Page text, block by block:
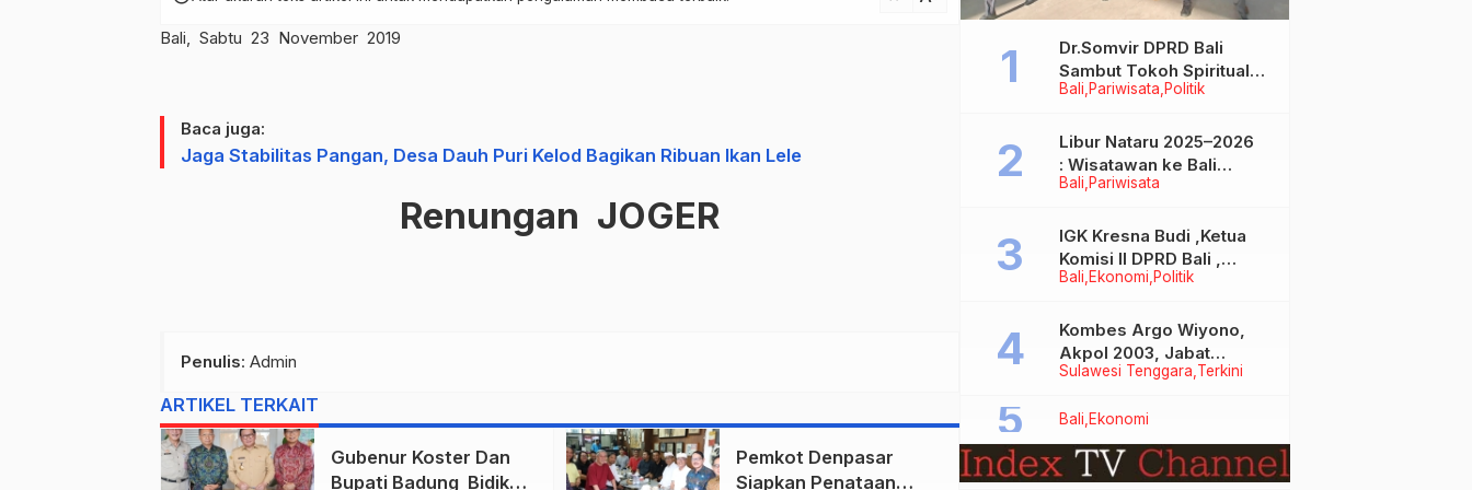
Bali, Sabtu 23 November 2019
Baca juga:
Jaga Stabilitas Pangan, Desa Dauh Puri Kelod Bagikan Ribuan Ikan Lele
Renungan JOGER
Penulis: Admin
ARTIKEL TERKAIT
Gubenur Koster Dan
Bupati Badung Bidik
Pemkot Denpasar
Siapkan Penataan
Bali Pariwisata Politik
Dr.Somvir DPRD Bali
Sambut Tokoh Spiritual
India Baba Bageshwar
Bali Pariwisata
Libur Nataru 2025–2026
: Wisatawan ke Bali
Meningkat, Isu Penurunan
Bali Ekonomi Politik
IGK Kresna Budi ,Ketua
Komisi II DPRD Bali ,
Angkat Bicara Soal
Bersubsidi Jenis Solar
Sulawesi Tenggara Terkini
Kombes Argo Wiyono,
Akpol 2003, Jabat
Dirlantas Polda Sultra
Bali Ekonomi